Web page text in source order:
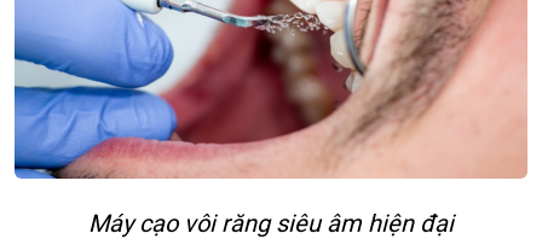
Máy cạo vôi răng siêu âm hiện đại